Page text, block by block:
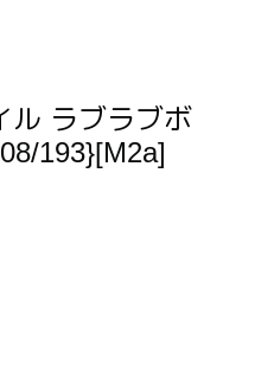
ル ラブラブボ
193}[M2a]